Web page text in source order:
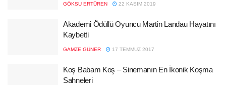
GÖKSU ERTÜREN 22 KASIM 2019
Akademi Ödüllü Oyuncu Martin Landau Hayatını
Kaybetti
GAMZE GÜNER 17 TEMMUZ 2017
Koş Babam Koş – Sinemanın En İkonik Koşma
Sahneleri